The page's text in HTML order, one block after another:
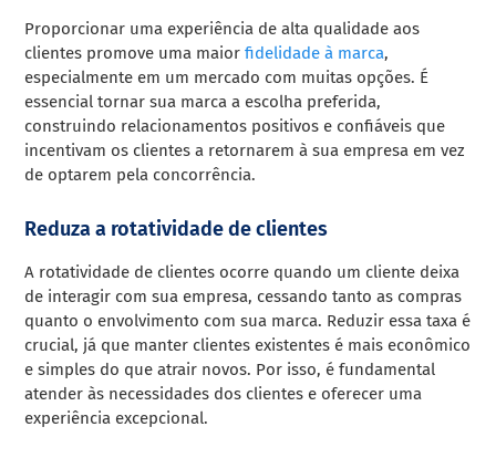
Proporcionar uma experiência de alta qualidade aos
clientes promove uma maior fidelidade à marca,
especialmente em um mercado com muitas opções. É
essencial tornar sua marca a escolha preferida,
construindo relacionamentos positivos e confiáveis que
incentivam os clientes a retornarem à sua empresa em vez
de optarem pela concorrência.
Reduza a rotatividade de clientes
A rotatividade de clientes ocorre quando um cliente deixa
de interagir com sua empresa, cessando tanto as compras
quanto o envolvimento com sua marca. Reduzir essa taxa é
crucial, já que manter clientes existentes é mais econômico
e simples do que atrair novos. Por isso, é fundamental
atender às necessidades dos clientes e oferecer uma
experiência excepcional.